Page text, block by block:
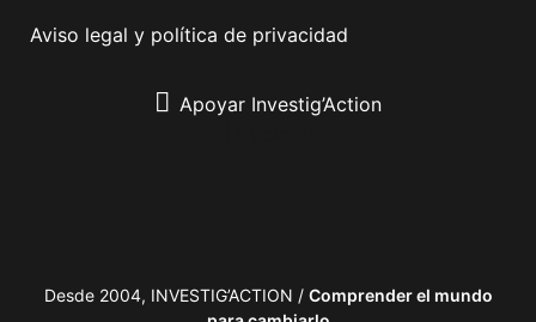
Aviso legal y política de privacidad
Apoyar Investig’Action
Desde 2004, INVESTIG’ACTION / Comprender el mundo